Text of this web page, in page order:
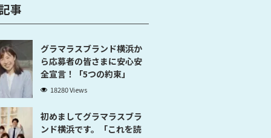
事
グラマラスブランド横浜か
ら応募者の皆さまに安心安
全宣言！「5つの約束」
18280 Views
初めましてグラマラスブラ
ンド横浜です。「これを読